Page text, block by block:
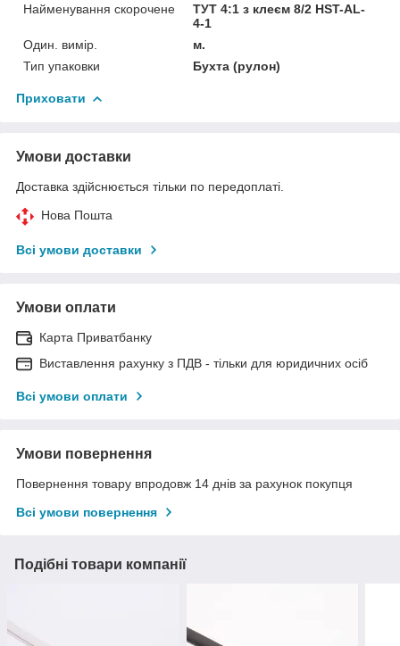
Найменування скорочене
ТУТ 4:1 з клеєм 8/2 HST-AL-
4-1
Один. вимір.
м.
Тип упаковки
Бухта (рулон)
Приховати
Умови доставки
Доставка здійснюється тільки по передоплаті.
Нова Пошта
Всі умови доставки
Умови оплати
Карта Приватбанку
Виставлення рахунку з ПДВ - тільки для юридичних осіб
Всі умови оплати
Умови повернення
Повернення товару впродовж 14 днів за рахунок покупця
Всі умови повернення
Подібні товари компанії